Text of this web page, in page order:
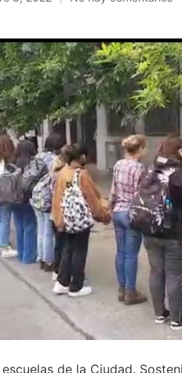
de la Ciudad.